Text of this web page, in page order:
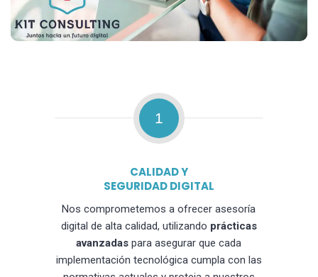
1
CALIDAD Y
SEGURIDAD DIGITAL
Nos comprometemos a ofrecer asesoría
digital de alta calidad, utilizando prácticas
avanzadas para asegurar que cada
implementación tecnológica cumpla con las